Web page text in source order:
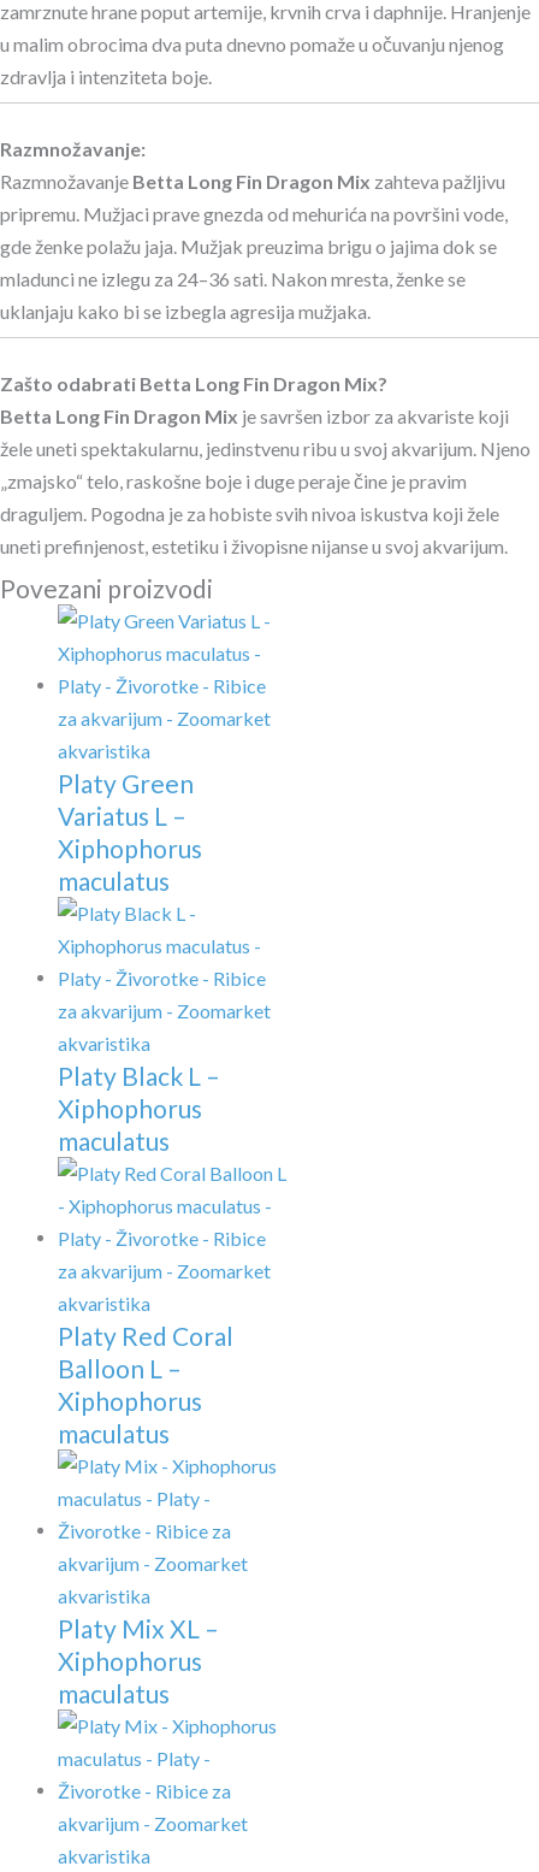
zamrznute hrane poput artemije, krvnih crva i daphnije. Hranjenje
u malim obrocima dva puta dnevno pomaže u očuvanju njenog
zdravlja i intenziteta boje.
Razmnožavanje:
Razmnožavanje Betta Long Fin Dragon Mix zahteva pažljivu
pripremu. Mužjaci prave gnezda od mehurića na površini vode,
gde ženke polažu jaja. Mužjak preuzima brigu o jajima dok se
mladunci ne izlegu za 24–36 sati. Nakon mresta, ženke se
uklanjaju kako bi se izbegla agresija mužjaka.
Zašto odabrati Betta Long Fin Dragon Mix?
Betta Long Fin Dragon Mix je savršen izbor za akvariste koji
žele uneti spektakularnu, jedinstvenu ribu u svoj akvarijum. Njeno
„zmajsko“ telo, raskošne boje i duge peraje čine je pravim
draguljem. Pogodna je za hobiste svih nivoa iskustva koji žele
uneti prefinjenost, estetiku i živopisne nijanse u svoj akvarijum.
Povezani proizvodi
Platy Green
Variatus L –
Xiphophorus
maculatus
Platy Black L –
Xiphophorus
maculatus
Platy Red Coral
Balloon L –
Xiphophorus
maculatus
Platy Mix XL –
Xiphophorus
maculatus